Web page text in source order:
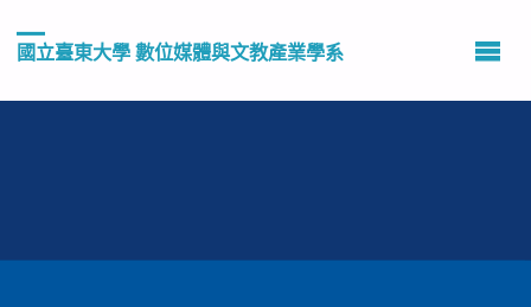
國立臺東大學 數位媒體與文教產業學系